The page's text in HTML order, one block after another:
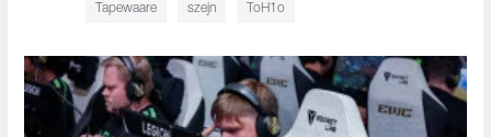
Tapewaare szejn ToH1o